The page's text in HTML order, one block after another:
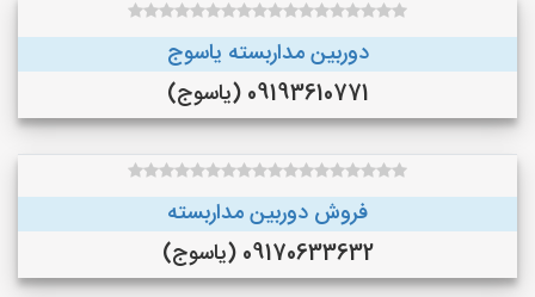
دوربین مداربسته یاسوج
09193610771 (یاسوج)
فروش دوربین مداربسته
09170633632 (یاسوج)